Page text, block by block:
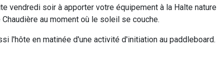
vendredi soir à apporter votre équipement à la Halte
au moment où le soleil se couche.
l'hôte en matinée d'une activité d'initiation au paddleboard.